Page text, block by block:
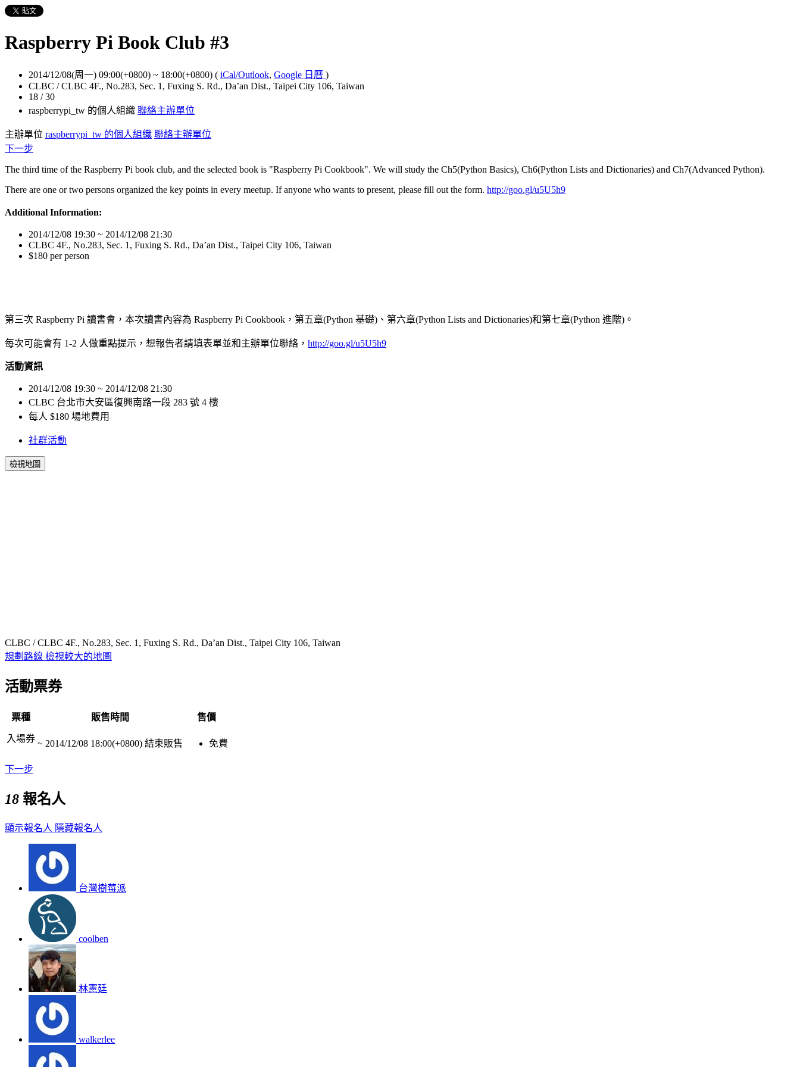
Raspberry Pi Book Club #3
2014/12/08(周一) 09:00(+0800) ~ 18:00(+0800) ( iCal/Outlook, Google 日曆 )
CLBC / CLBC 4F., No.283, Sec. 1, Fuxing S. Rd., Da’an Dist., Taipei City 106, Taiwan
18 / 30
raspberrypi_tw 的個人組織 聯絡主辦單位
主辦單位 raspberrypi_tw 的個人組織 聯絡主辦單位
下一步
The third time of the Raspberry Pi book club, and the selected book is "Raspberry Pi Cookbook". We will study the Ch5(Python Basics), Ch6(Python Lists and Dictionaries) and Ch7(Advanced Python).
There are one or two persons organized the key points in every meetup. If anyone who wants to present, please fill out the form. http://goo.gl/u5U5h9
Additional Information:
2014/12/08 19:30 ~ 2014/12/08 21:30
CLBC 4F., No.283, Sec. 1, Fuxing S. Rd., Da’an Dist., Taipei City 106, Taiwan
$180 per person
第三次 Raspberry Pi 讀書會，本次讀書內容為 Raspberry Pi Cookbook，第五章(Python 基礎)、第六章(Python Lists and Dictionaries)和第七章(Python 進階)。
每次可能會有 1-2 人做重點提示，想報告者請填表單並和主辦單位聯絡， http://goo.gl/u5U5h9
活動資訊
2014/12/08 19:30 ~ 2014/12/08 21:30
CLBC 台北市大安區復興南路一段 283 號 4 樓
每人 $180 場地費用
社群活動
檢視地圖
CLBC / CLBC 4F., No.283, Sec. 1, Fuxing S. Rd., Da’an Dist., Taipei City 106, Taiwan
規劃路線 檢視較大的地圖
活動票券
票種 販售時間 售價
入場券 ~ 2014/12/08 18:00(+0800) 結束販售 免費
下一步
18 報名人
顯示報名人 隱藏報名人
台灣樹莓派
coolben
林憲廷
walkerlee